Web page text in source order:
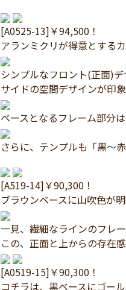
[A0525-13]￥94,500！
アランミクリが得意とする
シンプルなフロント(正面)
サイドの空間デザインが印象
ベースとなるフレーム部分
さらに、テンプルも「黒～
[A519-14]￥90,300！
ブラウンベースに山吹色が
一見、繊細なラインのフレ
この、正面と上からの存在
[A0519-15]￥90,300！
コチラは、黒ベースにゴー